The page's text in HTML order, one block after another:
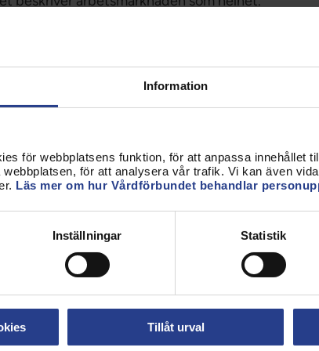
Information
för webbplatsens funktion, för att anpassa innehållet
för att analysera vår trafik. Vi kan även
Läs mer om hur Vårdförbundet behandlar
Inställningar Statistik
Tillåt urval
och Medlingsinstitutet redovisar i vissa fall
(till exempel OB, övertid, jour och
fasta tillägg. Det är viktigt att tänka på vid
många myndigheter, men den bygger på
– tusentals inom kommun- och regionsektorn
staten och ännu fler inom Svenskt Näringsliv.
och tidskrävande.
Därefter behöver den bearbetas, anpassas